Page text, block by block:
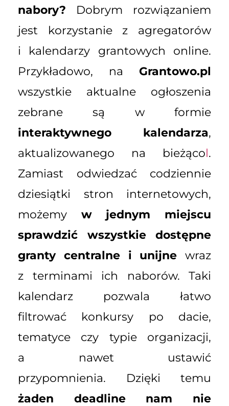
nabory? Dobrym rozwiązaniem
jest korzystanie z agregatorów
i kalendarzy grantowych online.
Przykładowo, na Grantowo.pl
wszystkie aktualne ogłoszenia
zebrane są w formie
interaktywnego kalendarza,
aktualizowanego na bieżącol.
Zamiast odwiedzać codziennie
dziesiątki stron internetowych,
możemy w jednym miejscu
sprawdzić wszystkie dostępne
granty centralne i unijne wraz
z terminami ich naborów. Taki
kalendarz pozwala łatwo
filtrować konkursy po dacie,
tematyce czy typie organizacji,
a nawet ustawić
przypomnienia. Dzięki temu
żaden deadline nam nie